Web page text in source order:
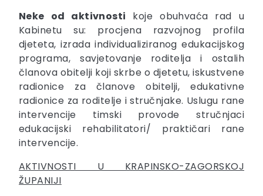
Neke od aktivnosti koje obuhvaća rad u
Kabinetu su: procjena razvojnog profila
djeteta, izrada individualiziranog edukacijskog
programa, savjetovanje roditelja i ostalih
članova obitelji koji skrbe o djetetu, iskustvene
radionice za članove obitelji, edukativne
radionice za roditelje i stručnjake. Uslugu rane
intervencije timski provode stručnjaci
edukacijski rehabilitatori/ praktičari rane
intervencije.
AKTIVNOSTI U KRAPINSKO-ZAGORSKOJ
ŽUPANIJI